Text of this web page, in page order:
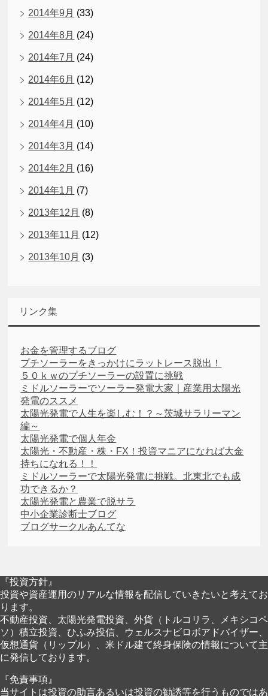
2014年9月 (33)
2014年8月 (24)
2014年7月 (24)
2014年6月 (12)
2014年5月 (12)
2014年4月 (10)
2014年3月 (14)
2014年2月 (16)
2014年1月 (7)
2013年12月 (8)
2013年11月 (12)
2013年10月 (3)
リンク集
お金を管理するブログ
プチソーラーをきっかけにラットレース脱出！
５０ｋｗのプチソーラーの設置に挑戦
ミドルソーラーでソーラー発電大家｜産業用太陽光
発電のススメ
太陽光発電で人生を楽しむ！？～茨城サラリーマン
編～
太陽光発電で個人年金
太陽光・不動産・株・FX！投資マニアになれば大金
持ちになれる！！
ミドルソーラーで太陽光発電に挑戦。北東北でも成
功できるか？
太陽光発電と農業で脱サラ
中小企業診断士ブログ
ブログサークルあんてな
『投資方針』
投資や資産運用のリアルな情報を配信していきたいと考えてお
ります。
不動産投資、太陽光発電投資、外貨（トルコリラ、メキシコペ
ソ）積立投資、ひふみ投信、ウェルスナビロボアドバイザー、
仮想通貨（リップル）、米ドル建て終身保険の情報について主
に発信しております。
『免責事項』
当サイトは投資の助言あるいは投資の勧誘等を行うものではあ